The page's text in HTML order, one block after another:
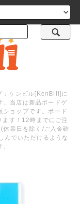
メニュー
：ケンビル[KenBill]に
。当店は新品ボードゲ
ショップです。ボード
す！12時までにご注
休業日を除く/ご入金確
んでいただけるような